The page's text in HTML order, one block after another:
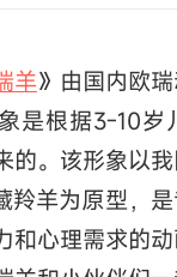
羊》由国内欧瑞
是根据3-10岁
的。该形象以
羚羊为原型，
和心理需求的